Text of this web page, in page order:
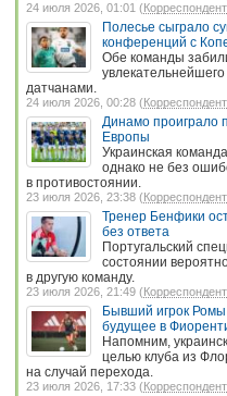
24 июля 2026, 01:01 (
Полесье сыграло
конференций с
Обе команды
датчанами.
24 июля 2026, 00:28 (
Динамо проиграло
Европы
Украинская
однако не без
в противостоянии.
23 июля 2026, 23:38 (
Тренер Бенфики
без ответа
Португальский
состоянии
в другую команду.
23 июля 2026, 21:49 (
Бывший игрок Ромы
будущее в
Напомним,
целью клуба из
на случай перехода.
23 июля 2026, 17:33 (